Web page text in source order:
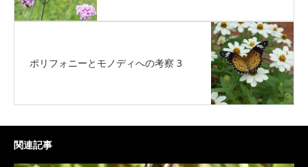
ポリフォニーとモノディへの考察 3
関連記事